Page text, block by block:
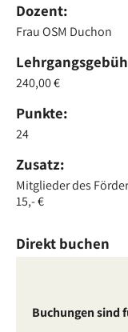
Dozent:
Frau OSM Duchon
240,00 €
Punkte:
24
Zusatz:
Mitglieder des
15,- €
Direkt buchen
Buchungen sind